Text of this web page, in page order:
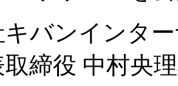
バンインタ
取締役 中村央